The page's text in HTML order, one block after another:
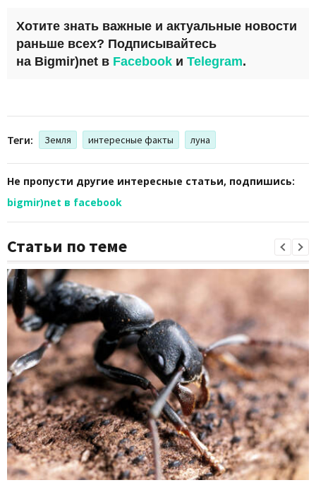
Хотите знать важные и актуальные новости
раньше всех? Подписывайтесь
на Bigmir)net в Facebook и Telegram.
Теги: Земля интересные факты луна
Не пропусти другие интересные статьи, подпишись:
bigmir)net в facebook
Статьи по теме